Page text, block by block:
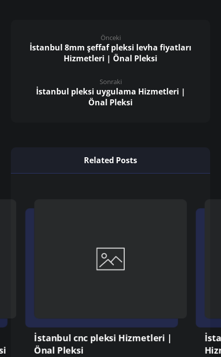
Önceki
İstanbul 8mm şeffaf pleksi levha fiyatları
Hizmetleri | Önal Pleksi
Sonraki
İstanbul pleksi uygulama Hizmetleri |
Önal Pleksi
Related Posts
İstanbul cnc pleksi Hizmetleri |
Önal Pleksi